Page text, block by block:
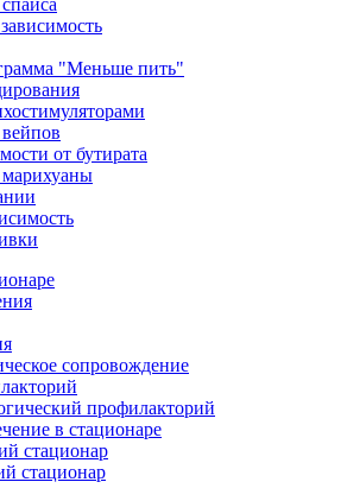
"Меньше пить"
от бутирата
марихуаны
сопровождение
профилакторий
в стационаре
стационар
стационар